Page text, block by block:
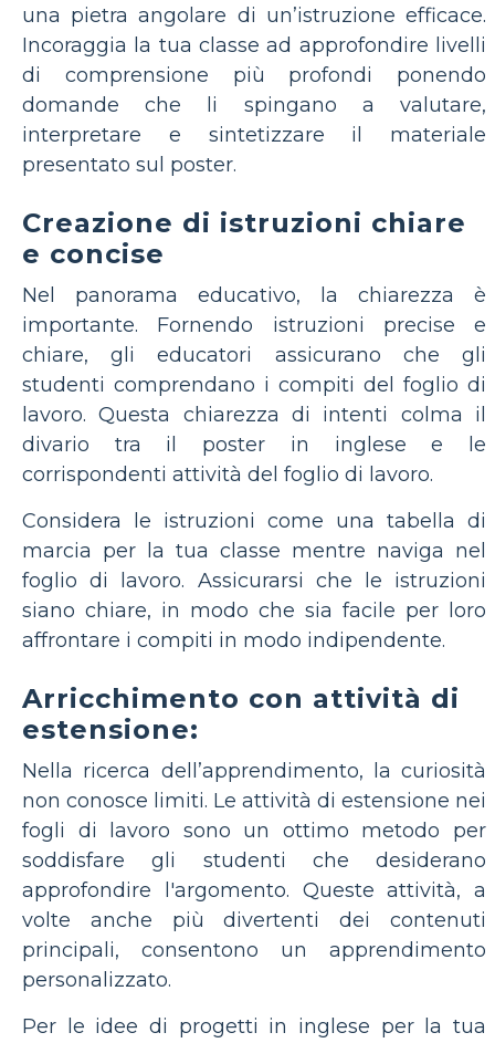
una pietra angolare di un’istruzione efficace.
Incoraggia la tua classe ad approfondire livelli
di comprensione più profondi ponendo
domande che li spingano a valutare,
interpretare e sintetizzare il materiale
presentato sul poster.
Creazione di istruzioni chiare
e concise
Nel panorama educativo, la chiarezza è
importante. Fornendo istruzioni precise e
chiare, gli educatori assicurano che gli
studenti comprendano i compiti del foglio di
lavoro. Questa chiarezza di intenti colma il
divario tra il poster in inglese e le
corrispondenti attività del foglio di lavoro.
Considera le istruzioni come una tabella di
marcia per la tua classe mentre naviga nel
foglio di lavoro. Assicurarsi che le istruzioni
siano chiare, in modo che sia facile per loro
affrontare i compiti in modo indipendente.
Arricchimento con attività di
estensione:
Nella ricerca dell’apprendimento, la curiosità
non conosce limiti. Le attività di estensione nei
fogli di lavoro sono un ottimo metodo per
soddisfare gli studenti che desiderano
approfondire l'argomento. Queste attività, a
volte anche più divertenti dei contenuti
principali, consentono un apprendimento
personalizzato.
Per le idee di progetti in inglese per la tua